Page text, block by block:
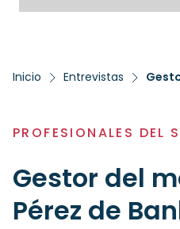
Inicio Entrevistas
PROFESIONALES DEL
Gestor del
Pérez de